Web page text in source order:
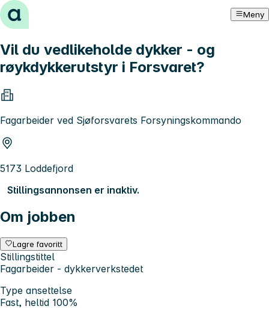
Hopp til innhold Meny
Vil du vedlikeholde dykker - og
røykdykkerutstyr i Forsvaret?
Fagarbeider ved Sjøforsvarets Forsyningskommando
5173 Loddefjord
Stillingsannonsen er inaktiv.
Om jobben
Lagre favoritt
Stillingstittel
Fagarbeider - dykkerverkstedet
Type ansettelse
Fast, heltid 100%